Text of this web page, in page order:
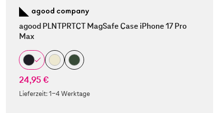
agood PLNTPRTCT MagSafe Case iPhone 17 Pro
Max
24,95 €
Lieferzeit:1-4 Werktage